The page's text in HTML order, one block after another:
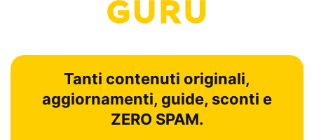
Tanti contenuti originali,
aggiornamenti, guide, sconti e
ZERO SPAM.